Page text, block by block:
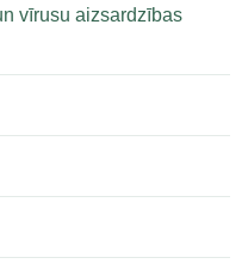
vīrusu aizsardzības